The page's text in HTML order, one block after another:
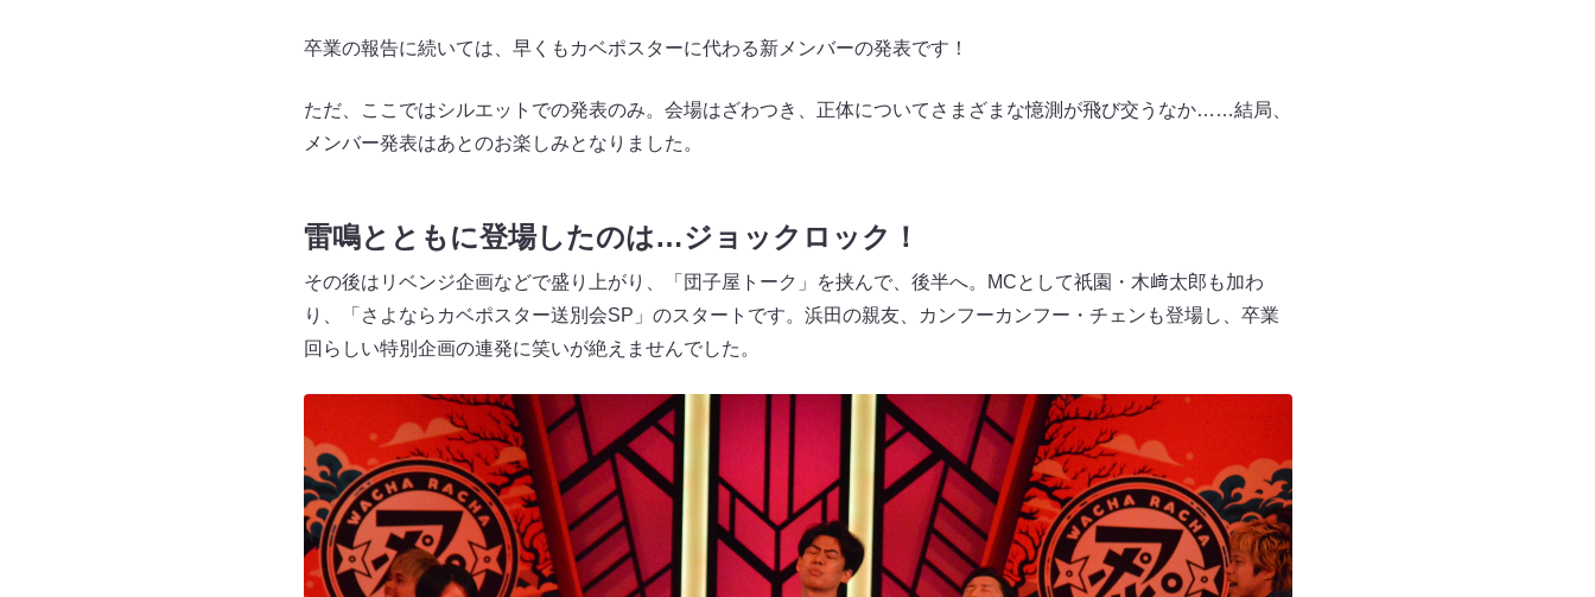
卒業の報告に続いては、早くもカベポスターに代わる新メンバーの発表です！
ただ、ここではシルエットでの発表のみ。会場はざわつき、正体についてさまざまな憶測が飛び交うなか……結局、
メンバー発表はあとのお楽しみとなりました。
雷鳴とともに登場したのは…ジョックロック！
その後はリベンジ企画などで盛り上がり、「団子屋トーク」を挟んで、後半へ。MCとして祇園・木﨑太郎も加わ
り、「さよならカベポスター送別会SP」のスタートです。浜田の親友、カンフーカンフー・チェンも登場し、卒業
回らしい特別企画の連発に笑いが絶えませんでした。